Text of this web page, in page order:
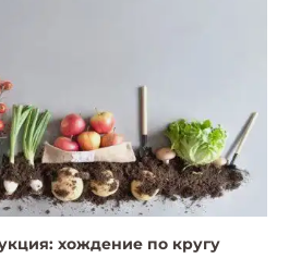
хождение по кругу